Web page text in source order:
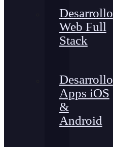
Desarrollo
Web Full
Stack
Desarrollo
Apps iOS
&
Android